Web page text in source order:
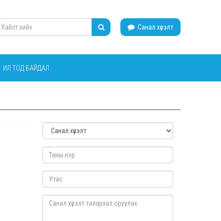
Санал хүсэлт
ИЛ ТОД БАЙДАЛ